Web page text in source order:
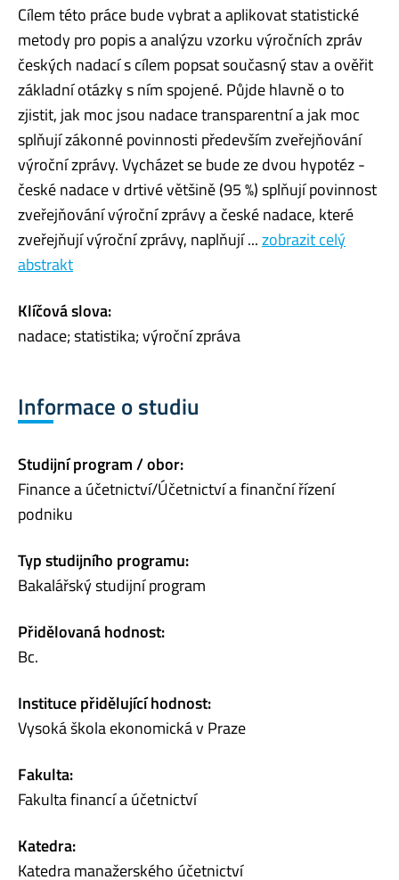
Cílem této práce bude vybrat a aplikovat statistické
metody pro popis a analýzu vzorku výročních zpráv
českých nadací s cílem popsat současný stav a ověřit
základní otázky s ním spojené. Půjde hlavně o to
zjistit, jak moc jsou nadace transparentní a jak moc
splňují zákonné povinnosti především zveřejňování
výroční zprávy. Vycházet se bude ze dvou hypotéz -
české nadace v drtivé většině (95 %) splňují povinnost
zveřejňování výroční zprávy a české nadace, které
zveřejňují výroční zprávy, naplňují ...zobrazit celý
abstrakt
Klíčová slova:
nadace; statistika; výroční zpráva
Informace o studiu
Studijní program / obor:
Finance a účetnictví/Účetnictví a finanční řízení
podniku
Typ studijního programu:
Bakalářský studijní program
Přidělovaná hodnost:
Bc.
Instituce přidělující hodnost:
Vysoká škola ekonomická v Praze
Fakulta:
Fakulta financí a účetnictví
Katedra:
Katedra manažerského účetnictví